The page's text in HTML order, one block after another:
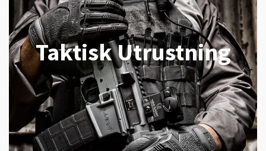
Taktisk Utrustning